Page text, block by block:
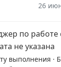
26
по работе
не указана
выполнения ·